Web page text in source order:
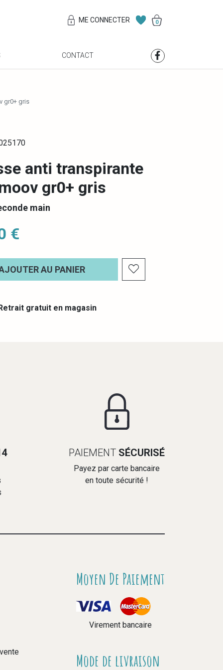
ME CONNECTER 0
CONTACT
gr0+ gris
anti transpirante
gr0+ gris
main
€
AU PANIER
Retrait gratuit en magasin
PAIEMENT SÉCURISÉ
Payez par carte bancaire
en toute sécurité !
Moyen De Paiement
Virement bancaire
Mode de livraison